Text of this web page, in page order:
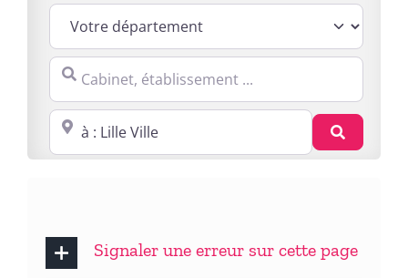
Cabinet, établissement ...
Proche de : ville, cp, lieu ...
Signaler une erreur sur cette page